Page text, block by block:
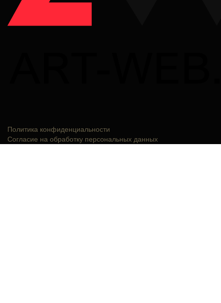
Политика конфиденциальности
Согласие на обработку персональных данных